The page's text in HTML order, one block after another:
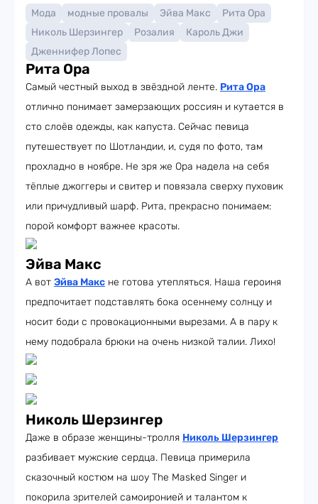
Мода модные провалы Эйва Макс
Рита Ора
Николь Шерзингер
Розалия
Кароль Джи
Дженнифер Лопес
Рита Ора
Самый честный выход в звёздной ленте. Рита Ора
отлично понимает замерзающих россиян и кутается в
сто слоёв одежды, как капуста. Сейчас певица
путешествует по Шотландии, и, судя по фото, там
прохладно в ноябре. Не зря же Ора надела на себя
тёплые джоггеры и свитер и повязала сверху пуховик
или причудливый шарф. Рита, прекрасно понимаем:
порой комфорт важнее красоты.
Эйва Макс
А вот Эйва Макс не готова утепляться. Наша героиня
предпочитает подставлять бока осеннему солнцу и
носит боди с провокационными вырезами. А в пару к
нему подобрала брюки на очень низкой талии. Лихо!
Николь Шерзингер
Даже в образе женщины-тролля Николь Шерзингер
разбивает мужские сердца. Певица примерила
сказочный костюм на шоу The Masked Singer и
покорила зрителей самоиронией и талантом к